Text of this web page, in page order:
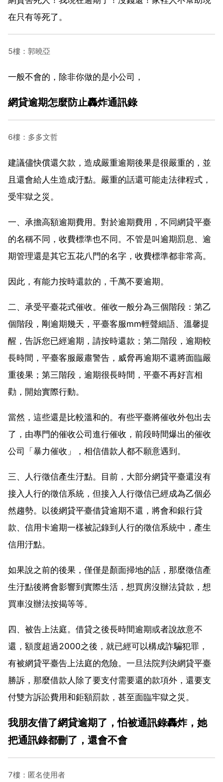
在只有等死了。
5樓：郭曉亞
一般不會的，除非你做的是小公司，
網貸逾期怎麼防止轟炸通訊錄
6樓：多多文哲
建議儘快償還欠款，造成嚴重逾期後果是很嚴重的，並
且還會給人生造成汙點。嚴重的話還可能走法律程式，
受牢獄之災。
一、承擔高額逾期費用。對於逾期費用，不同網貸平臺
的名稱不同，收費標準也不同。不管是叫逾期罰息、逾
期管理還是其它五花八門的名字，收費標準都非常高。
因此，有能力按時還款的，千萬不要逾期。
二、承受平臺花式催收。催收一般分為三個階段：第乙
個階段，剛逾期幾天，平臺客服mm輕聲細語、溫馨提
醒，告訴您已經逾期，請按時還款；第二階段，逾期較
長時間，平臺客服嚴肅警告，威脅再逾期不還將面臨嚴
重後果；第三階段，逾期很長時間，平臺不再好言相
勸，開始實際行動。
當然，這些還是比較溫和的。有些平臺將催收外包出去
了，由專門的催收公司進行催收，前段時間爆出的催收
公司「暴力催收」，相信借款人都不願意遇到。
三、人行徵信產生汙點。目前，大部分網貸平臺還沒有
接入人行的徵信系統，但接入人行徵信已經成為乙個必
然趨勢。以後網貸平臺借貸逾期不還，將會和銀行貸
款、信用卡逾期一樣被記錄到人行的徵信系統中，產生
信用汙點。
如果說之前的後果，僅僅是顏面掃地的話，那麼徵信產
生汙點後將會影響到實際生活，想買房沒辦法貸款，想
買車沒辦法按揭等等。
四、被告上法庭。借貸之後長時間逾期或者說故意不
還，額度超過2000之後，就已經可以構成詐騙犯罪，
有被網貸平臺告上法庭的危險。一旦法院判決網貸平臺
勝訴，那麼借款人除了要支付需要還的款項外，還要支
付雙方訴訟費用和鉅額罰款，甚至面臨牢獄之災。
我朋友借了網貸逾期了，怕被通訊錄轟炸，她
把通訊錄都刪了，還會不會
7樓：匿名使用者